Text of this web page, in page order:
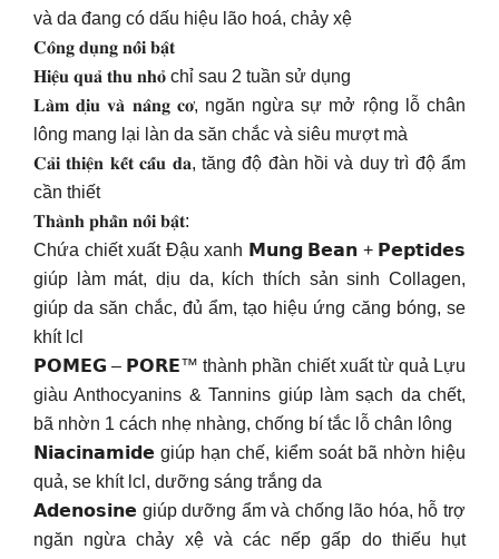
và da đang có dấu hiệu lão hoá, chảy xệ
𝐂𝐨̂𝐧𝐠 𝐝𝐮̣𝐧𝐠 𝐧𝐨̂̉𝐢 𝐛𝐚̣̂𝐭
𝐇𝐢𝐞̣̂𝐮 𝐪𝐮𝐚̉ 𝐭𝐡𝐮 𝐧𝐡𝐨̉ chỉ sau 2 tuần sử dụng
𝐋𝐚̀𝐦 𝐝𝐢̣𝐮 𝐯𝐚̀ 𝐧𝐚̂𝐧𝐠 𝐜𝐨̛, ngăn ngừa sự mở rộng lỗ chân
lông mang lại làn da săn chắc và siêu mượt mà
𝐂𝐚̉𝐢 𝐭𝐡𝐢𝐞̣̂𝐧 𝐤𝐞̂́𝐭 𝐜𝐚̂́𝐮 𝐝𝐚, tăng độ đàn hồi và duy trì độ ẩm
cần thiết
𝐓𝐡𝐚̀𝐧𝐡 𝐩𝐡𝐚̂̀𝐧 𝐧𝐨̂̉𝐢 𝐛𝐚̣̂𝐭:
Chứa chiết xuất Đậu xanh 𝗠𝘂𝗻𝗴 𝗕𝗲𝗮𝗻 + 𝗣𝗲𝗽𝘁𝗶𝗱𝗲𝘀
giúp làm mát, dịu da, kích thích sản sinh Collagen,
giúp da săn chắc, đủ ẩm, tạo hiệu ứng căng bóng, se
khít lcl
𝗣𝗢𝗠𝗘𝗚 – 𝗣𝗢𝗥𝗘™ thành phần chiết xuất từ quả Lựu
giàu Anthocyanins & Tannins giúp làm sạch da chết,
bã nhờn 1 cách nhẹ nhàng, chống bí tắc lỗ chân lông
𝗡𝗶𝗮𝗰𝗶𝗻𝗮𝗺𝗶𝗱𝗲 giúp hạn chế, kiểm soát bã nhờn hiệu
quả, se khít lcl, dưỡng sáng trắng da
𝗔𝗱𝗲𝗻𝗼𝘀𝗶𝗻𝗲 giúp dưỡng ẩm và chống lão hóa, hỗ trợ
ngăn ngừa chảy xệ và các nếp gấp do thiếu hụt